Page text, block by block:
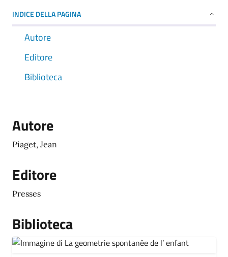
INDICE DELLA PAGINA
Autore
Editore
Biblioteca
Autore
Piaget, Jean
Editore
Presses
Biblioteca